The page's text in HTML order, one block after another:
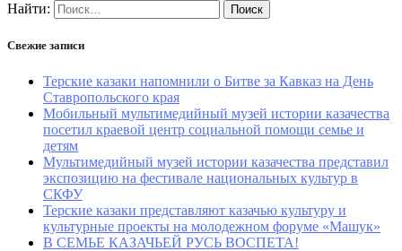
Найти:
Свежие записи
Терские казаки напомнили о Битве за Кавказ на День
Ставропольского края
Мобильный мультимедийный музей истории казачества
посетил краевой центр социальной помощи семье и
детям
Мультимедийный музей истории казачества представил
экспозицию на фестивале национальных культур в
СКФУ
Терские казаки представляют казачью культуру и
культурные проекты на молодежном форуме «Машук»
В СЕМЬЕ КАЗАЧЬЕЙ РУСЬ ВОСПЕТА!